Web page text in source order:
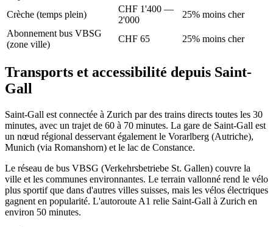
Crèche (temps plein)
CHF 1'400 —
2'000
25% moins cher
Abonnement bus VBSG
(zone ville)
CHF 65 25% moins cher
Transports et accessibilité depuis Saint-
Gall
Saint-Gall est connectée à Zurich par des trains directs toutes les 30
minutes, avec un trajet de 60 à 70 minutes. La gare de Saint-Gall est
un nœud régional desservant également le Vorarlberg (Autriche),
Munich (via Romanshorn) et le lac de Constance.
Le réseau de bus VBSG (Verkehrsbetriebe St. Gallen) couvre la
ville et les communes environnantes. Le terrain vallonné rend le vélo
plus sportif que dans d'autres villes suisses, mais les vélos électriques
gagnent en popularité. L'autoroute A1 relie Saint-Gall à Zurich en
environ 50 minutes.